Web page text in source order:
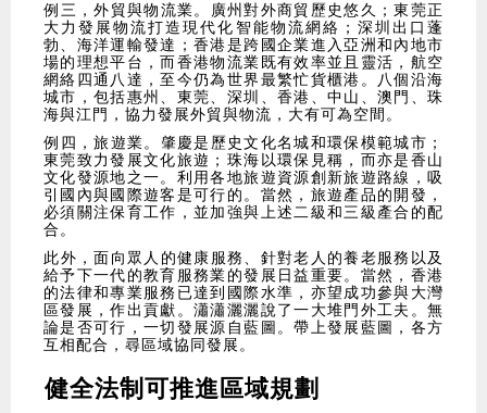
​例三，外貿與物流業。廣州對外商貿歷史悠久；東莞正
大力發展物流打造現代化智能物流網絡；深圳出口蓬
勃、海洋運輸發達；香港是跨國企業進入亞洲和內地市
場的理想平台，而香港物流業既有效率並且靈活，航空
網絡四通八達，至今仍為世界最繁忙貨櫃港。八個沿海
城市，包括惠州、東莞、深圳、香港、中山、澳門、珠
海與江門，協力發展外貿與物流，大有可為空間。
​例四，旅遊業。肇慶是歷史文化名城和環保模範城市；
東莞致力發展文化旅遊；珠海以環保見稱，而亦是香山
文化發源地之一。利用各地旅遊資源創新旅遊路線，吸
引國內與國際遊客是可行的。當然，旅遊產品的開發，
必須關注保育工作，並加強與上述二級和三級產合的配
合。
​此外，面向眾人的健康服務、針對老人的養老服務以及
給予下一代的教育服務業的發展日益重要。當然，香港
的法律和專業服務已達到國際水準，亦望成功參與大灣
區發展，作出貢獻。瀟瀟灑灑說了一大堆門外工夫。無
論是否可行，一切發展源自藍圖。帶上發展藍圖，各方
互相配合，尋區域協同發展。
健全法制可推進區域規劃